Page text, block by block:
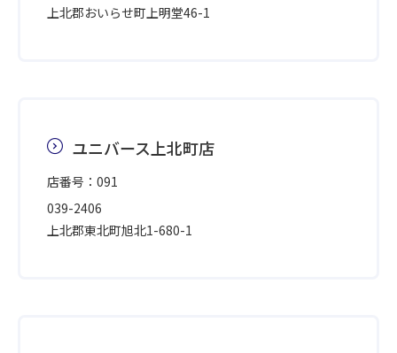
上北郡おいらせ町上明堂46-1
ユニバース上北町店
店番号：091
039-2406
上北郡東北町旭北1-680-1